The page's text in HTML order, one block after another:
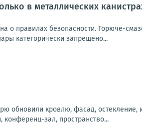
в металлических
о правилах безопасности. Горюче-
категорически запрещено...
обновили кровлю, фасад,
зал, пространство...